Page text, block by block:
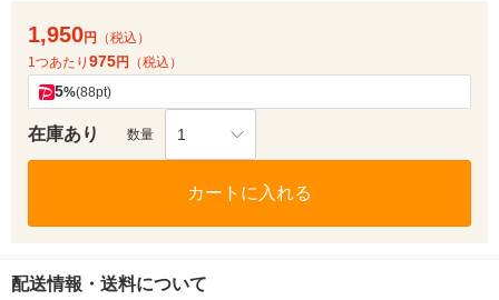
1,950円
（税込）
1つあたり 975円 （税込）
5%(88pt)
在庫あり 数量 1
カートに入れる
配送情報・送料について